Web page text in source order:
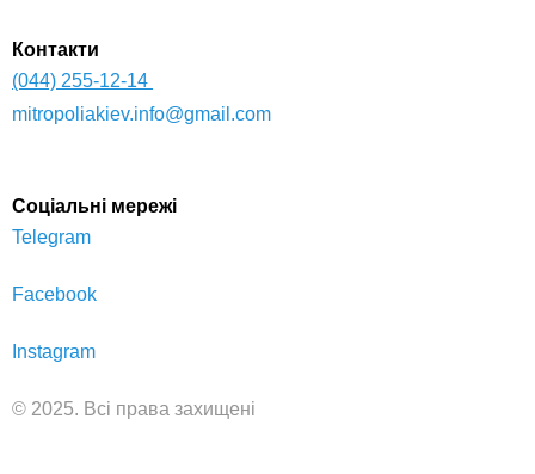
Контакти
(044) 255-12-14
mitropoliakiev.info@gmail.com
Соціальні мережі
Telegram
Facebook
Instagram
© 2025. Всі права захищені